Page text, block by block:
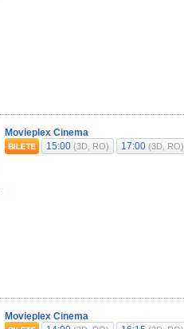
Movieplex Cinema
15:00(3D, RO) 17:00(3D, RO)
Movieplex Cinema